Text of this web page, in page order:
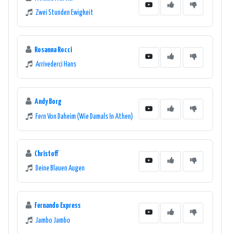
Zwei Stunden Ewigkeit
Rosanna Rocci
Arrivederci Hans
Andy Borg
Fern Von Daheim (Wie Damals In Athen)
Christoff
Deine Blauen Augen
Fernando Express
Jambo Jambo